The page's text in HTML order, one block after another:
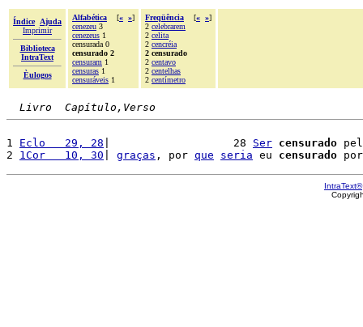
Índice
Ajuda
Imprimir
Biblioteca
IntraText
Èulogos
Alfabética [« »]
cenezeu 3
cenezeus 1
censurada 0
censurado 2
censuram 1
censuras 1
censuráveis 1
Freqüência [« »]
2 celebrarem
2 celita
2 cencréia
2 censurado
2 centavo
2 centelhas
2 centímetro
Livro  Capítulo,Verso
1 Eclo   29, 28 |                   28 Ser censurado
2 1Cor   10, 30 graças , por que seria eu censurado
IntraText®